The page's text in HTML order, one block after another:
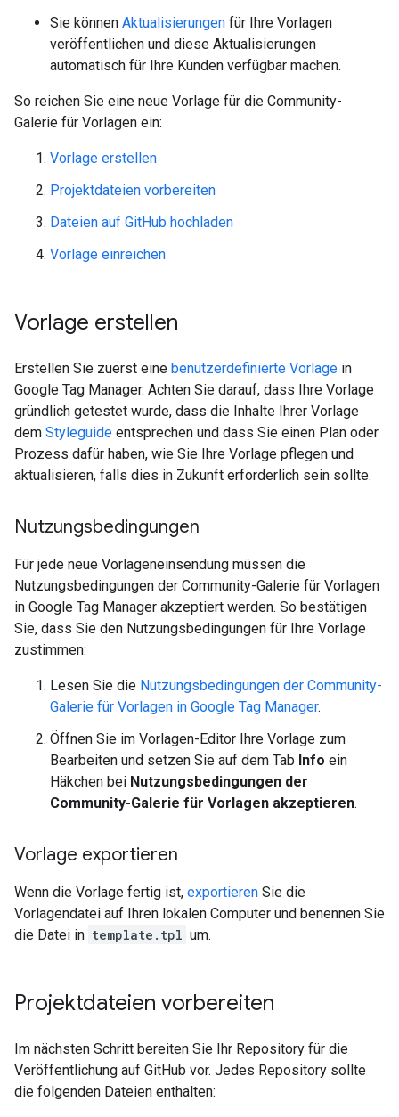
Sie können Aktualisierungen für Ihre Vorlagen
veröffentlichen und diese Aktualisierungen
automatisch für Ihre Kunden verfügbar machen.
So reichen Sie eine neue Vorlage für die Community-
Galerie für Vorlagen ein:
Vorlage erstellen
Projektdateien vorbereiten
Dateien auf GitHub hochladen
Vorlage einreichen
Vorlage erstellen
Erstellen Sie zuerst eine benutzerdefinierte Vorlage in
Google Tag Manager. Achten Sie darauf, dass Ihre Vorlage
gründlich getestet wurde, dass die Inhalte Ihrer Vorlage
dem Styleguide entsprechen und dass Sie einen Plan oder
Prozess dafür haben, wie Sie Ihre Vorlage pflegen und
aktualisieren, falls dies in Zukunft erforderlich sein sollte.
Nutzungsbedingungen
Für jede neue Vorlageneinsendung müssen die
Nutzungsbedingungen der Community-Galerie für Vorlagen
in Google Tag Manager akzeptiert werden. So bestätigen
Sie, dass Sie den Nutzungsbedingungen für Ihre Vorlage
zustimmen:
Lesen Sie die Nutzungsbedingungen der Community-
Galerie für Vorlagen in Google Tag Manager.
Öffnen Sie im Vorlagen-Editor Ihre Vorlage zum
Bearbeiten und setzen Sie auf dem Tab Info ein
Häkchen bei Nutzungsbedingungen der
Community-Galerie für Vorlagen akzeptieren.
Vorlage exportieren
Wenn die Vorlage fertig ist, exportieren Sie die
Vorlagendatei auf Ihren lokalen Computer und benennen Sie
die Datei in template.tpl um.
Projektdateien vorbereiten
Im nächsten Schritt bereiten Sie Ihr Repository für die
Veröffentlichung auf GitHub vor. Jedes Repository sollte
die folgenden Dateien enthalten: